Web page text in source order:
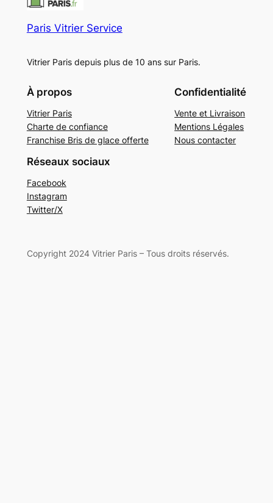
Paris Vitrier Service
Vitrier Paris depuis plus de 10 ans sur Paris.
À propos
Vitrier Paris
Charte de confiance
Franchise Bris de glace offerte
Confidentialité
Vente et Livraison
Mentions Légales
Nous contacter
Réseaux sociaux
Facebook
Instagram
Twitter/X
Copyright 2024 Vitrier Paris – Tous droits réservés.